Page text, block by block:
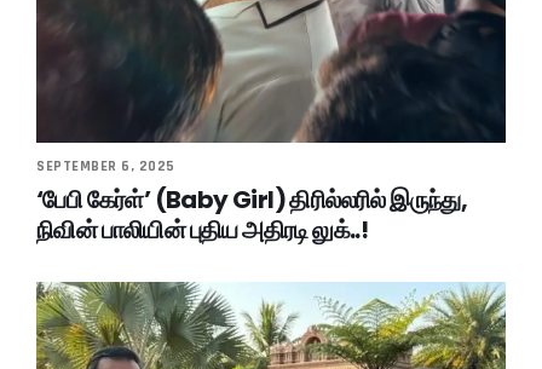
SEPTEMBER 6, 2025
‘பேபி கேர்ள்’ (Baby Girl) திரில்லரில் இருந்து,
நிவின் பாலியின் புதிய அதிரடி லுக்..!